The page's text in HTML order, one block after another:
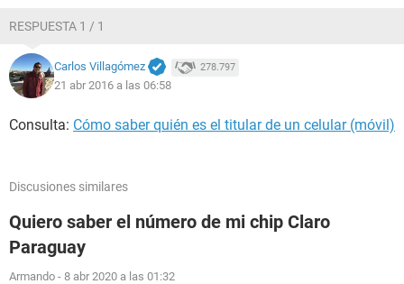
RESPUESTA 1 / 1
Carlos Villagómez 278.797
21 abr 2016 a las 06:58
Consulta: Cómo saber quién es el titular de un celular (móvil)
Discusiones similares
Quiero saber el número de mi chip Claro
Paraguay
Armando - 8 abr 2020 a las 01:32